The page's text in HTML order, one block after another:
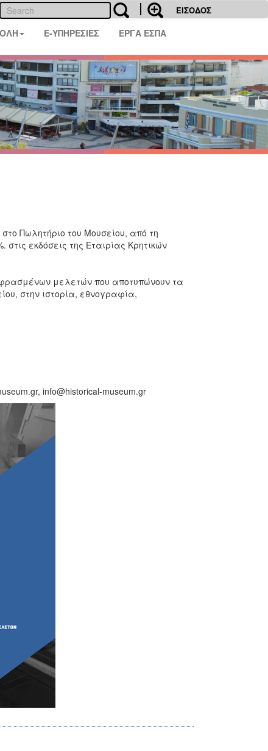
ΕΙΣΟΔΟΣ
E-ΥΠΗΡΕΣΙΕΣ ΕΡΓΑ ΕΣΠΑ
Πωλητήριο του Μουσείου, από τη
εκδόσεις της Εταιρίας Κρητικών
μελετών που αποτυπώνουν τα
στην ιστορία, εθνογραφία,
info@historical-museum.gr